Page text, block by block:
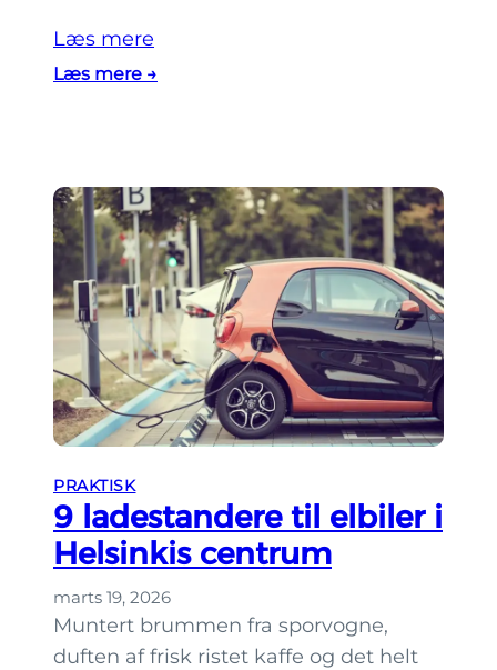
Læs mere
Læs mere →
a
p
l
a
n
l
æ
g
r
d
PRAKTISK
9 ladestandere til elbiler i
Helsinkis centrum
marts 19, 2026
Muntert brummen fra sporvogne,
duften af frisk ristet kaffe og det helt